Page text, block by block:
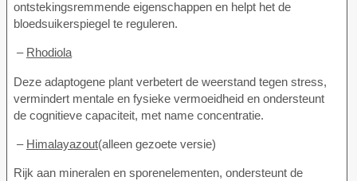
ontstekingsremmende eigenschappen en helpt het de
bloedsuikerspiegel te reguleren.
– Rhodiola
Deze adaptogene plant verbetert de weerstand tegen stress,
vermindert mentale en fysieke vermoeidheid en ondersteunt
de cognitieve capaciteit, met name concentratie.
– Himalayazout(alleen gezoete versie)
Rijk aan mineralen en sporenelementen, ondersteunt de